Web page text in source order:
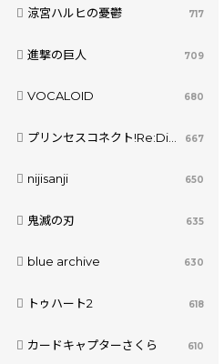
涼宮ハルヒの憂鬱 717
進撃の巨人 709
VOCALOID 680
プリンセスコネクト!Re:Dive 667
nijisanji 650
鬼滅の刃 635
blue archive 630
トゥハート2 618
カードキャプターさくら 610